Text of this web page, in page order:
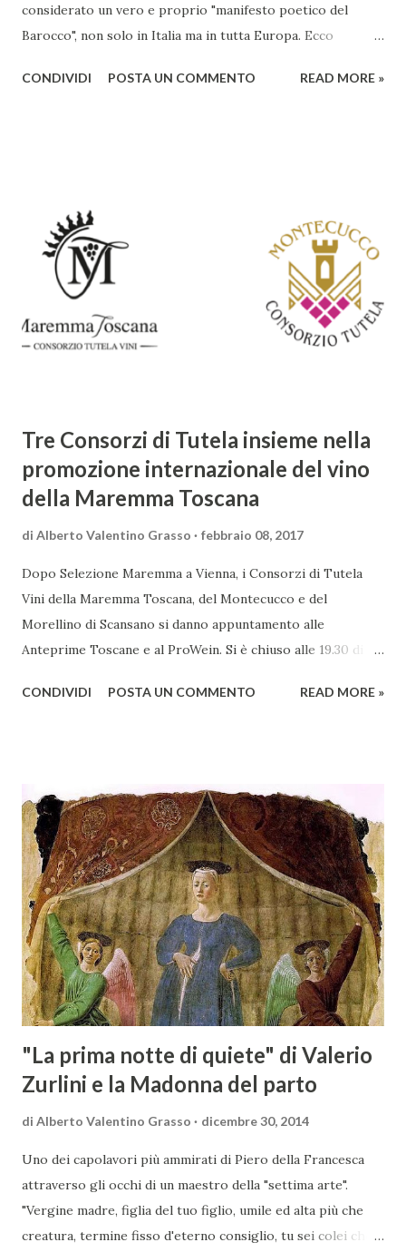
considerato un vero e proprio "manifesto poetico del
Barocco", non solo in Italia ma in tutta Europa. Ecco
rendono un'opera fondamentale per il periodo. Marino fu
abbracciando invece i principi del Barocco: l'arte come
meraviglia, l'ostentazione della tecnica e la ricerca del
sorprendente. Marino visse in un'epoca di grandi
cambiamenti culturali e sociali, e la sua opera riflette questa
complessità. L'Adone è un poema epico-mitologico in 20
canti, composto da oltre 40.000 versi. Narra la storia
CONDIVIDI POSTA UN COMMENTO READ MORE »
Tre Consorzi di Tutela insieme nella
promozione internazionale del vino
della Maremma Toscana
di Alberto Valentino Grasso febbraio 08, 2017
Dopo Selezione Maremma a Vienna, i Consorzi di Tutela
Vini della Maremma Toscana, del Montecucco e del
Morellino di Scansano si danno appuntamento alle
Anteprime Toscane e al ProWein. Si è chiuso alle 19.30 di
presso l’Hotel Regina di Vienna dalla società Wein & Kultur,
territorio maremmano: Consorzio Tutela Vini della
Maremma Toscana, del Montecucco e del Morellino di
Scansano. Scopo dell’iniziativa è stato quello di promuovere
le eccellenze vitivinicole della regione in Austria, un
mercato dove il potenziale di crescita è ancora molto alto,
assistendo i produttori nella creazione di contatti
commerciali con gli operatori locali. Gli organizzatori
dell’evento, Christian Bauer, austriaco ed esperto di vini e
conoscitore dei mercati di lingua tedes...
CONDIVIDI POSTA UN COMMENTO READ MORE »
"La prima notte di quiete" di Valerio
Zurlini e la Madonna del parto
di Alberto Valentino Grasso dicembre 30, 2014
Uno dei capolavori più ammirati di Piero della Francesca
attraverso gli occhi di un maestro della "settima arte".
"Vergine madre, figlia del tuo figlio, umile ed alta più che
creatura, termine fisso d'eterno consiglio, tu sei colei che